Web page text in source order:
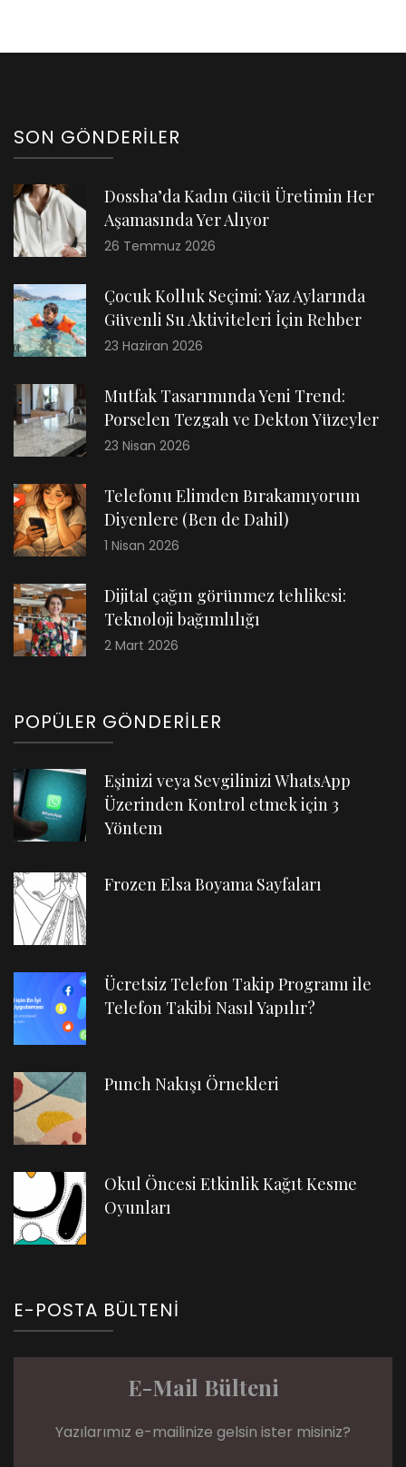
SON GÖNDERILER
Dossha’da Kadın Gücü Üretimin Her
Aşamasında Yer Alıyor
26 Temmuz 2026
Çocuk Kolluk Seçimi: Yaz Aylarında
Güvenli Su Aktiviteleri İçin Rehber
23 Haziran 2026
Mutfak Tasarımında Yeni Trend:
Porselen Tezgah ve Dekton Yüzeyler
23 Nisan 2026
Telefonu Elimden Bırakamıyorum
Diyenlere (Ben de Dahil)
1 Nisan 2026
Dijital çağın görünmez tehlikesi:
Teknoloji bağımlılığı
2 Mart 2026
POPÜLER GÖNDERILER
Eşinizi veya Sevgilinizi WhatsApp
Üzerinden Kontrol etmek için 3
Yöntem
Frozen Elsa Boyama Sayfaları
Ücretsiz Telefon Takip Programı ile
Telefon Takibi Nasıl Yapılır?
Punch Nakışı Örnekleri
Okul Öncesi Etkinlik Kağıt Kesme
Oyunları
E-POSTA BÜLTENI
E-Mail Bülteni
Yazılarımız e-mailinize gelsin ister misiniz?